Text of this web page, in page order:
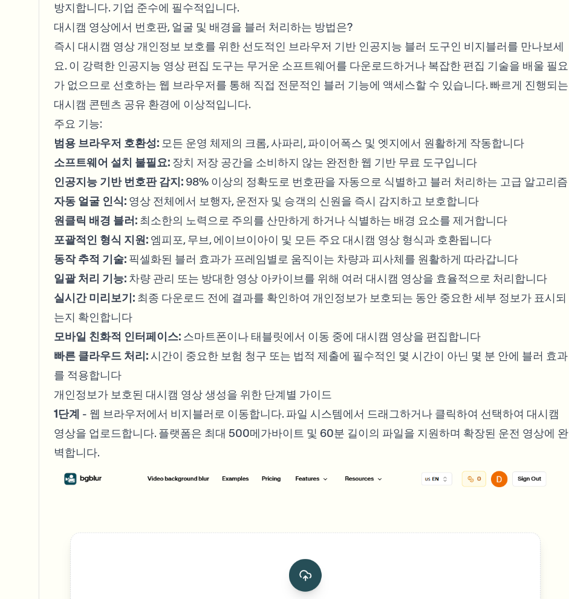
방지합니다. 기업 준수에 필수적입니다.
대시캠 영상에서 번호판, 얼굴 및 배경을 블러 처리하는 방법은?
즉시 대시캠 영상 개인정보 보호를 위한 선도적인 브라우저 기반 인공지능 블러 도구인 비지블러를 만나보세
요. 이 강력한 인공지능 영상 편집 도구는 무거운 소프트웨어를 다운로드하거나 복잡한 편집 기술을 배울 필요
가 없으므로 선호하는 웹 브라우저를 통해 직접 전문적인 블러 기능에 액세스할 수 있습니다. 빠르게 진행되는
대시캠 콘텐츠 공유 환경에 이상적입니다.
주요 기능:
범용 브라우저 호환성: 모든 운영 체제의 크롬, 사파리, 파이어폭스 및 엣지에서 원활하게 작동합니다
소프트웨어 설치 불필요: 장치 저장 공간을 소비하지 않는 완전한 웹 기반 무료 도구입니다
인공지능 기반 번호판 감지: 98% 이상의 정확도로 번호판을 자동으로 식별하고 블러 처리하는 고급 알고리즘
자동 얼굴 인식: 영상 전체에서 보행자, 운전자 및 승객의 신원을 즉시 감지하고 보호합니다
원클릭 배경 블러: 최소한의 노력으로 주의를 산만하게 하거나 식별하는 배경 요소를 제거합니다
포괄적인 형식 지원: 엠피포, 무브, 에이브이아이 및 모든 주요 대시캠 영상 형식과 호환됩니다
동작 추적 기술: 픽셀화된 블러 효과가 프레임별로 움직이는 차량과 피사체를 원활하게 따라갑니다
일괄 처리 기능: 차량 관리 또는 방대한 영상 아카이브를 위해 여러 대시캠 영상을 효율적으로 처리합니다
실시간 미리보기: 최종 다운로드 전에 결과를 확인하여 개인정보가 보호되는 동안 중요한 세부 정보가 표시되
는지 확인합니다
모바일 친화적 인터페이스: 스마트폰이나 태블릿에서 이동 중에 대시캠 영상을 편집합니다
빠른 클라우드 처리: 시간이 중요한 보험 청구 또는 법적 제출에 필수적인 몇 시간이 아닌 몇 분 안에 블러 효과
를 적용합니다
개인정보가 보호된 대시캠 영상 생성을 위한 단계별 가이드
1단계 - 웹 브라우저에서 비지블러로 이동합니다. 파일 시스템에서 드래그하거나 클릭하여 선택하여 대시캠
영상을 업로드합니다. 플랫폼은 최대 500메가바이트 및 60분 길이의 파일을 지원하며 확장된 운전 영상에 완
벽합니다.